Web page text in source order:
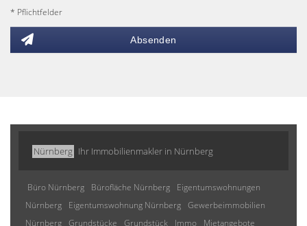
* Pflichtfelder
Absenden
Nürnberg Ihr Immobilienmakler in Nürnberg
Büro Nürnberg Bürofläche Nürnberg
Eigentumswohnungen
Nürnberg
Eigentumswohnung Nürnberg Gewerbeimmobilien
Nürnberg Grundstücke Grundstück Immo
Mietangebote